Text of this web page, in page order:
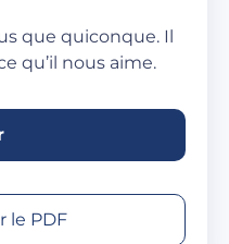
que quiconque. Il
qu’il nous aime.
le PDF